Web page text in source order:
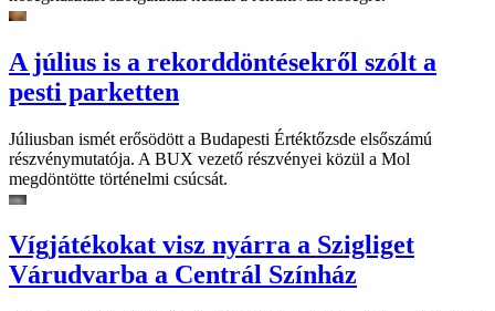
A július is a rekorddöntésekről szólt a
pesti parketten
Júliusban ismét erősödött a Budapesti Értéktőzsde elsőszámú
részvénymutatója. A BUX vezető részvényei közül a Mol
megdöntötte történelmi csúcsát.
Vígjátékokat visz nyárra a Szigliget
Várudvarba a Centrál Színház